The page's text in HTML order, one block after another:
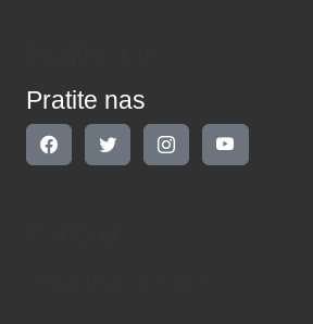
Pratite nas